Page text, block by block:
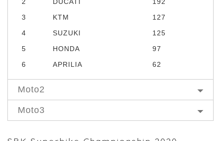
3
KTM
127
4
SUZUKI
125
5
HONDA
97
6
APRILIA 62
Moto2
Moto3